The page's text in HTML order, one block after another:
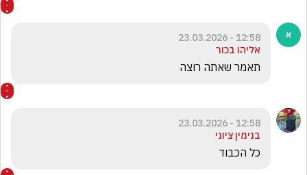
12:58 - 23.03.2026
אליהו בכור
תאמר שאתה רוצה
12:58 - 23.03.2026
בנימין ציוני
כל הכבוד